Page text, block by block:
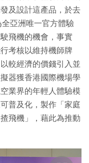
及設計這產品，於去
亞洲唯一官方體驗
飛機的機會，事實
考核以維持機師牌
較經濟的價錢引入並
器獲香港國際機場學
業界的年輕人體驗模
普及化，製作「家庭
飛機」，藉此為推動